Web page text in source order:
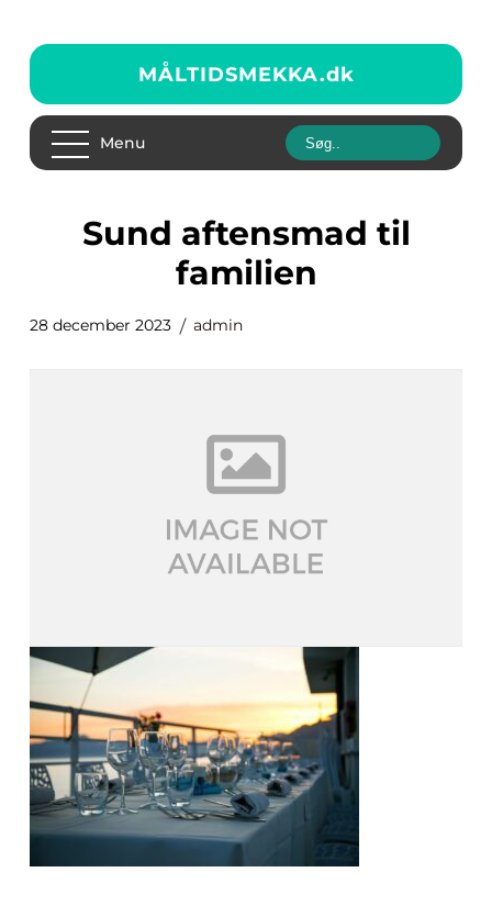
MÅLTIDSMEKKA.dk
Menu
sund aftensmad til
familien
28 december 2023 admin